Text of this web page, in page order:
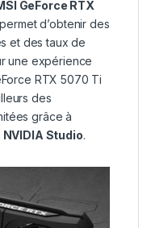
GeForce RTX
, permet d’obtenir des
et des taux de
une expérience
RTX 5070 Ti
des
grâce à
NVIDIA Studio.